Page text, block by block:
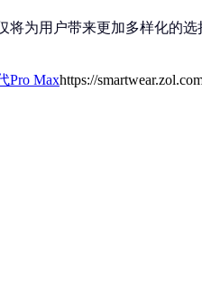
为用户带来更加多样化的
Pro Maxhttps://